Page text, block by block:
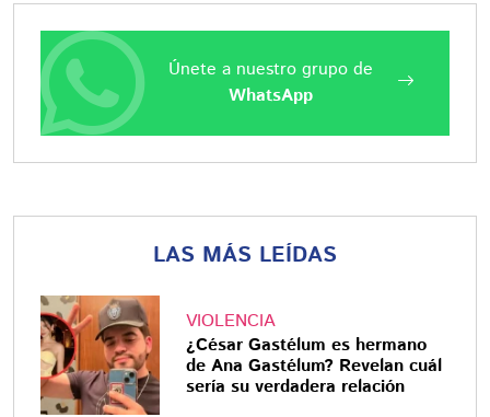
Únete a nuestro grupo de
WhatsApp
LAS MÁS LEÍDAS
VIOLENCIA
¿César Gastélum es hermano
de Ana Gastélum? Revelan cuál
sería su verdadera relación